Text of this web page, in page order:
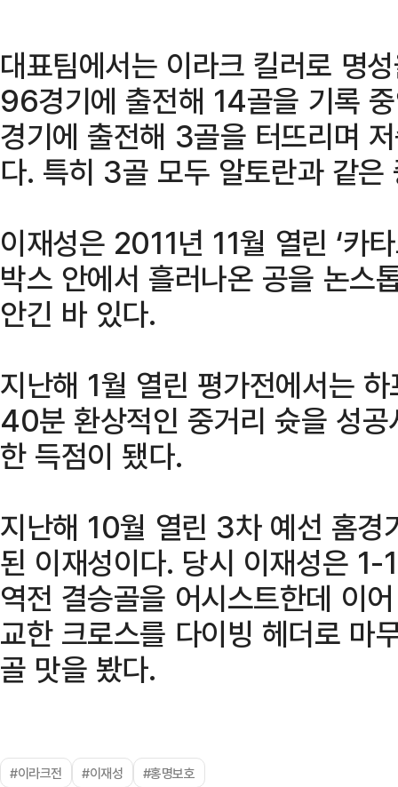
대표팀에서는 이라크 킬러로 명
96경기에 출전해 14골을 기록
경기에 출전해 3골을 터뜨리며
다. 특히 3골 모두 알토란과 같은
이재성은 2011년 11월 열린 ‘카
박스 안에서 흘러나온 공을 논스
안긴 바 있다.
지난해 1월 열린 평가전에서는
40분 환상적인 중거리 슛을 성
한 득점이 됐다.
지난해 10월 열린 3차 예선 홈
된 이재성이다. 당시 이재성은
역전 결승골을 어시스트한데 이
교한 크로스를 다이빙 헤더로 마
골 맛을 봤다.
#이라크전 #이재성 #홍명보호